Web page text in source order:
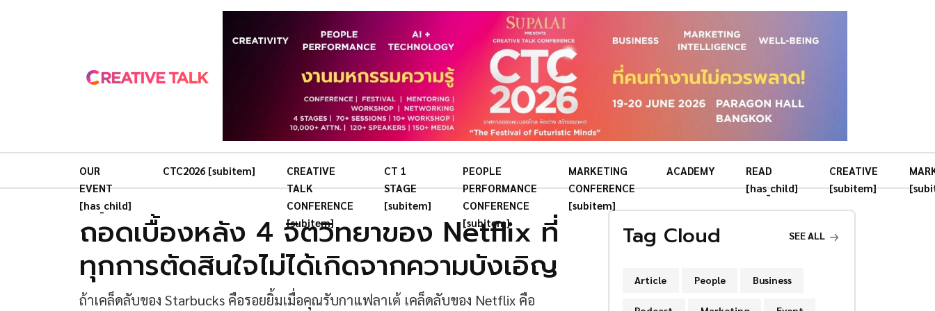
OUR
EVENT
[has_child]
CTC2026 [subitem]
CREATIVE
TALK
CONFERENCE
[subitem]
CT 1
STAGE
[subitem]
PEOPLE
PERFORMANCE
CONFERENCE
[subitem]
MARKETING
CONFERENCE
[subitem]
ACADEMY
READ
[has_child]
CREATIVE
[subitem]
ถอดเบื้องหลัง 4 จิตวิทยาของ Netflix ที่
ทุกการตัดสินใจไม่ได้เกิดจากความบังเอิญ
ถ้าเคล็ดลับของ Starbucks คือรอยยิ้มเมื่อคุณรับกาแฟลาเต้ เคล็ดลับของ Netflix คือ
Tag Cloud SEE ALL
Article People Business